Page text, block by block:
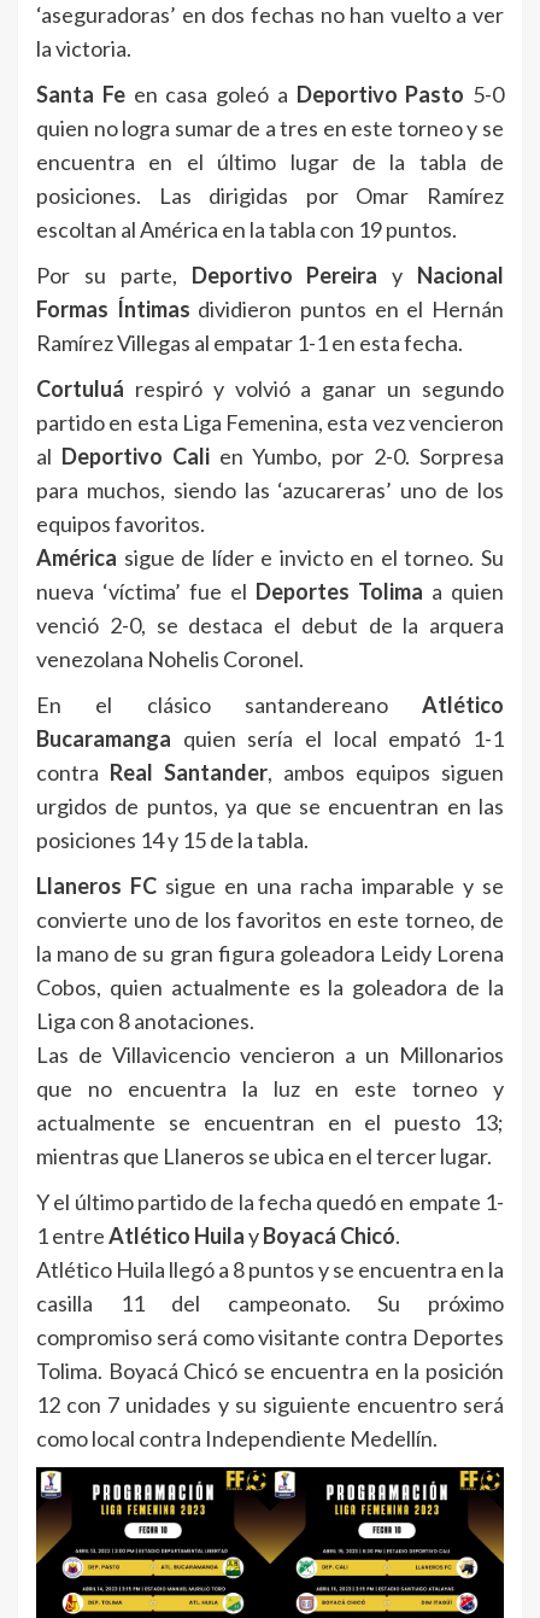
‘aseguradoras’ en dos fechas no han vuelto a ver
la victoria.
Santa Fe en casa goleó a Deportivo Pasto 5-0
quien no logra sumar de a tres en este torneo y se
encuentra en el último lugar de la tabla de
posiciones. Las dirigidas por Omar Ramírez
escoltan al América en la tabla con 19 puntos.
Por su parte, Deportivo Pereiray Nacional
Formas Íntimas dividieron puntos en el Hernán
Ramírez Villegas al empatar 1-1 en esta fecha.
Cortuluá respiró y volvió a ganar un segundo
partido en esta Liga Femenina, esta vez vencieron
al Deportivo Cali en Yumbo, por 2-0. Sorpresa
para muchos, siendo las ‘azucareras’ uno de los
equipos favoritos.
América sigue de líder e invicto en el torneo. Su
nueva ‘víctima’ fue el Deportes Tolima a quien
venció 2-0, se destaca el debut de la arquera
venezolana Nohelis Coronel.
En el clásico santandereano Atlético
Bucaramanga quien sería el local empató 1-1
contra Real Santander, ambos equipos siguen
urgidos de puntos, ya que se encuentran en las
posiciones 14 y 15 de la tabla.
Llaneros FC sigue en una racha imparable y se
convierte uno de los favoritos en este torneo, de
la mano de su gran figura goleadora Leidy Lorena
Cobos, quien actualmente es la goleadora de la
Liga con 8 anotaciones.
Las de Villavicencio vencieron a un Millonarios
que no encuentra la luz en este torneo y
actualmente se encuentran en el puesto 13;
mientras que Llaneros se ubica en el tercer lugar.
Y el último partido de la fecha quedó en empate 1-
1 entreAtlético HuilayBoyacá Chicó.
Atlético Huila llegó a 8 puntos y se encuentra en la
casilla 11 del campeonato. Su próximo
compromiso será como visitante contra Deportes
Tolima. Boyacá Chicó se encuentra en la posición
12 con 7 unidades y su siguiente encuentro será
como local contra Independiente Medellín.